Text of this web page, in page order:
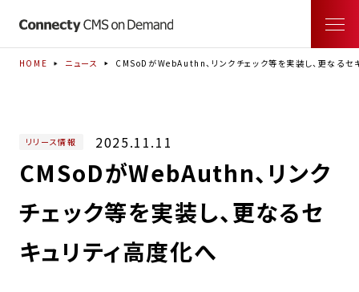
HOME ニュース CMSoDがWebAuthn、リンクチェック等を実装し、更なるセ
リリース情報 2025.11.11
CMSoDがWebAuthn、リンク
チェック等を実装し、更なるセ
キュリティ高度化へ